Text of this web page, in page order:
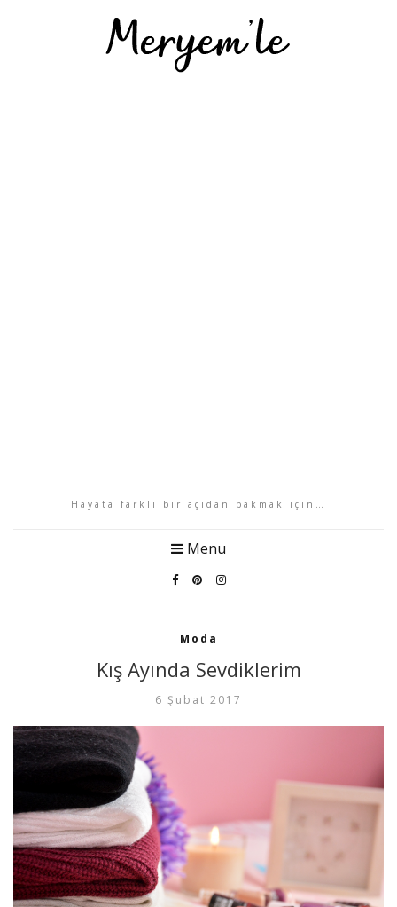
Hayata farklı bir açıdan bakmak için…
Menu
Moda
Kış Ayında Sevdiklerim
6 Şubat 2017